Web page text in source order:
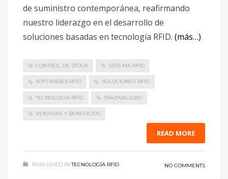
de suministro contemporánea, reafirmando
nuestro liderazgo en el desarrollo de
soluciones basadas en tecnología RFID. (más…)
CONTROL DE STOCK SISTEMA RFID
SOFTWARES RFID SOLUCIONES RFID
TECNOLOGÍA RFID TRAZABILIDAD
VENTAJAS Y BENEFICIOS
READ MORE
PUBLISHED IN TECNOLOGÍA RFID NO COMMENTS